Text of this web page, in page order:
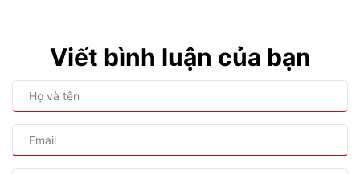
Viết bình luận của bạn